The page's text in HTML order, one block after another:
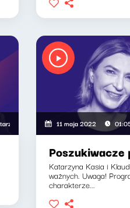
Kasia, Klaudiusz Slezak
11 maja 2022
Katarzyna Kasia i
ważnych. Uwaga!
charakterze...